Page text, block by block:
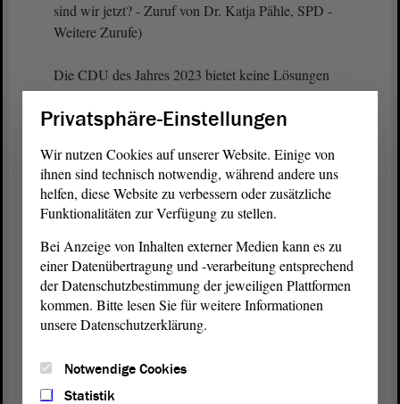
sind wir jetzt? - Zuruf von Dr. Katja Pähle, SPD -
Weitere Zurufe)
Die CDU des Jahres 2023 bietet keine Lösungen
für die entscheidenden Fragen. Darum bedienen Sie
sich der Anträge der AfD.
(Zuruf von Sebastian Striegel, GRÜNE)
Das kann man machen - das ist immerhin besser als
nichts -, jedoch unterscheidet sich die Politik der
CDU nicht mehr von der aller anderen Altparteien.
(Unruhe)
Ihnen fehlt jegliche konservative Kontur. Darum ist
zu kopieren. Schauen Sie sich die CDU-Politik der
Ära Adenauer bis Kohl an, und Sie werden
Privatsphäre-Einstellungen
Wir nutzen Cookies auf unserer Website. Einige von
ihnen sind technisch notwendig, während andere uns
helfen, diese Website zu verbessern oder zusätzliche
Funktionalitäten zur Verfügung zu stellen.
Bei Anzeige von Inhalten externer Medien kann es zu
einer Datenübertragung und -verarbeitung entsprechend
der Datenschutzbestimmung der jeweiligen Plattformen
kommen. Bitte lesen Sie für weitere Informationen
unsere Datenschutzerklärung.
Notwendige Cookies
Statistik